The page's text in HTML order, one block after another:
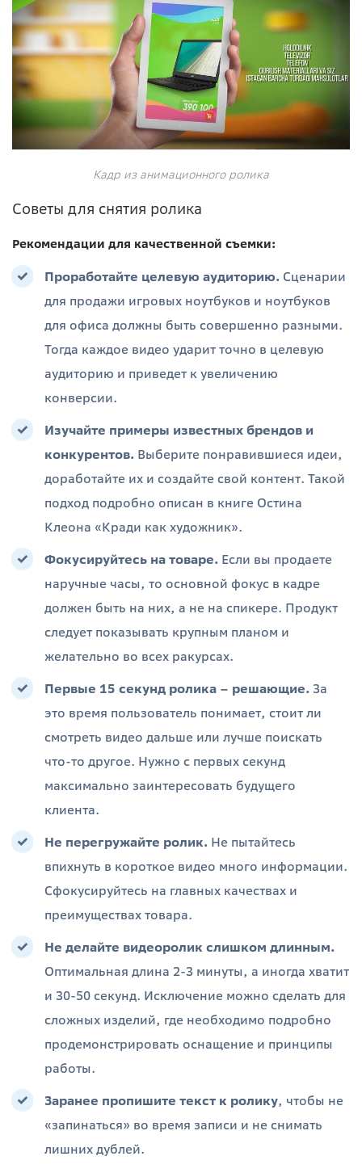
Кадр из анимационного ролика
Советы для снятия ролика
Рекомендации для качественной съемки:
Проработайте целевую аудиторию. Сценарии
для продажи игровых ноутбуков и ноутбуков
для офиса должны быть совершенно разными.
Тогда каждое видео ударит точно в целевую
аудиторию и приведет к увеличению
конверсии.
Изучайте примеры известных брендов и
конкурентов. Выберите понравившиеся идеи,
доработайте их и создайте свой контент. Такой
подход подробно описан в книге Остина
Клеона «Кради как художник».
Фокусируйтесь на товаре. Если вы продаете
наручные часы, то основной фокус в кадре
должен быть на них, а не на спикере. Продукт
следует показывать крупным планом и
желательно во всех ракурсах.
Первые 15 секунд ролика – решающие. За
это время пользователь понимает, стоит ли
смотреть видео дальше или лучше поискать
что-то другое. Нужно с первых секунд
максимально заинтересовать будущего
клиента.
Не перегружайте ролик. Не пытайтесь
впихнуть в короткое видео много информации.
Сфокусируйтесь на главных качествах и
преимуществах товара.
Не делайте видеоролик слишком длинным.
Оптимальная длина 2-3 минуты, а иногда хватит
и 30-50 секунд. Исключение можно сделать для
сложных изделий, где необходимо подробно
продемонстрировать оснащение и принципы
работы.
Заранее пропишите текст к ролику, чтобы не
«запинаться» во время записи и не снимать
лишних дублей.